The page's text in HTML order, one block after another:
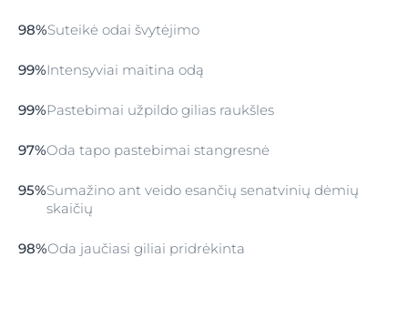
98%Suteikė odai švytėjimo
99%Intensyviai maitina odą
99%Pastebimai užpildo gilias raukšles
97%Oda tapo pastebimai stangresnė
95%Sumažino ant veido esančių senatvinių dėmių
skaičių
98%Oda jaučiasi giliai pridrėkinta